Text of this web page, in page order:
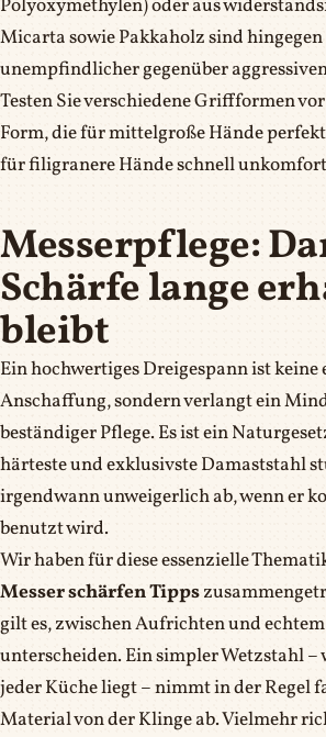
Polyoxymethylen) oder aus
Micarta sowie Pakkaholz sind hingegen
unempfindlicher gegenüber
Testen Sie verschiedene Griffformen
Form, die für mittelgroße Hände
für filigranere Hände schnell
Messerpflege:
Schärfe lange
bleibt
Ein hochwertiges Dreigespann ist
Anschaffung, sondern verlangt ein
beständiger Pflege. Es ist ein
härteste und exklusivste Damaststahl
irgendwann unweigerlich ab, wenn er
benutzt wird.
Wir haben für diese essenzielle
Messer schärfen Tipps
gilt es, zwischen Aufrichten und
unterscheiden. Ein simpler Wetzstahl –
jeder Küche liegt – nimmt in der Regel
Material von der Klinge ab. Vielmehr